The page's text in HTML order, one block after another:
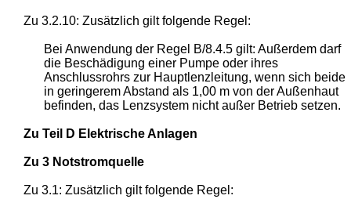
Zu 3.2.10: Zusätzlich gilt folgende Regel:
Bei Anwendung der Regel B/8.4.5 gilt: Außerdem darf
die Beschädigung einer Pumpe oder ihres
Anschlussrohrs zur Hauptlenzleitung, wenn sich beide
in geringerem Abstand als 1,00 m von der Außenhaut
befinden, das Lenzsystem nicht außer Betrieb setzen.
Zu Teil D Elektrische Anlagen
Zu 3 Notstromquelle
Zu 3.1: Zusätzlich gilt folgende Regel: